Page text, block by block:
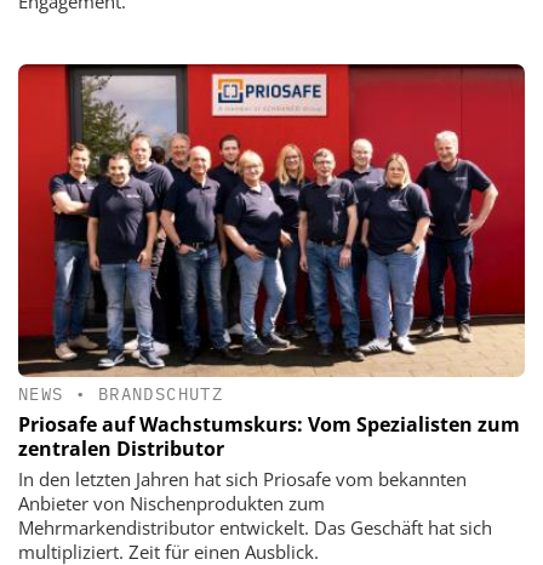
NEWS • BRANDSCHUTZ
Priosafe auf Wachstumskurs: Vom Spezialisten zum
zentralen Distributor
In den letzten Jahren hat sich Priosafe vom bekannten
Anbieter von Nischenprodukten zum
Mehrmarkendistributor entwickelt. Das Geschäft hat sich
multipliziert. Zeit für einen Ausblick.